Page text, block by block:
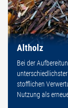
Altholz
Bei der
stofflichen
Nutzung als